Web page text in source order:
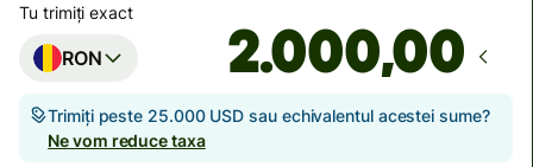
Tu trimiți exact
RON ,00
Trimiți peste 25.000 USD sau echivalentul acestei sume?
Ne vom reduce taxa